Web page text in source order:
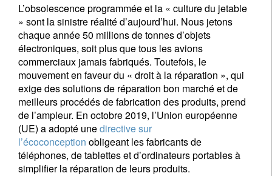
L’obsolescence programmée et la « culture du jetable
» sont la sinistre réalité d’aujourd’hui. Nous jetons
chaque année 50 millions de tonnes d’objets
électroniques, soit plus que tous les avions
commerciaux jamais fabriqués. Toutefois, le
mouvement en faveur du « droit à la réparation », qui
exige des solutions de réparation bon marché et de
meilleurs procédés de fabrication des produits, prend
de l’ampleur. En octobre 2019, l’Union européenne
(UE) a adopté unedirective sur
l’écoconception obligeant les fabricants de
téléphones, de tablettes et d’ordinateurs portables à
simplifier la réparation de leurs produits.